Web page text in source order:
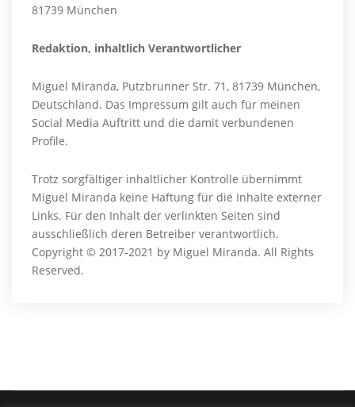
81739 München
Redaktion, inhaltlich Verantwortlicher
Miguel Miranda, Putzbrunner Str. 71, 81739 München,
Deutschland. Das Impressum gilt auch für meinen
Social Media Auftritt und die damit verbundenen
Profile.
Trotz sorgfältiger inhaltlicher Kontrolle übernimmt
Miguel Miranda keine Haftung für die Inhalte externer
Links. Für den Inhalt der verlinkten Seiten sind
ausschließlich deren Betreiber verantwortlich.
Copyright © 2017-2021 by Miguel Miranda. All Rights
Reserved.